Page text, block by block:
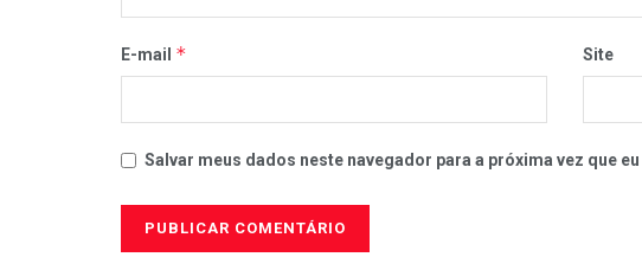
E-mail * Site
Salvar meus dados neste navegador para a próxima vez que